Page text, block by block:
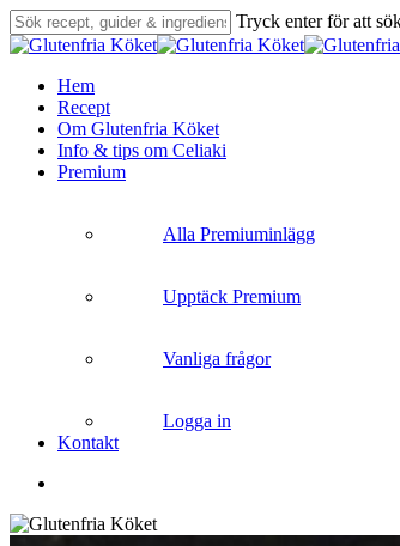
Skip
to
content
Tryck enter för att
Close
search
Menu
Hem
Recept
Om Glutenfria Köket
Info & tips om Celiaki
Premium
Alla Premiuminlägg
Upptäck Premium
Vanliga frågor
Logga in
Kontakt